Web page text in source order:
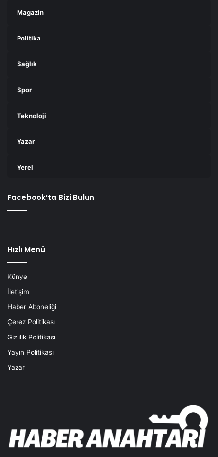
Magazin
Politika
Sağlık
Spor
Teknoloji
Yazar
Yerel
Facebook’ta Bizi Bulun
Hızlı Menü
Künye
İletişim
Haber Aboneliği
Çerez Politikası
Gizlilik Politikası
Yayın Politikası
Yazar